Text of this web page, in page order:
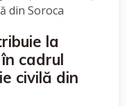
la
cadrul
civilă din